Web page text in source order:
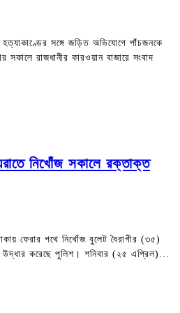
সঙ্গে জড়িত অভিযোগে পাঁচজনকে
রাজধানীর কারওয়ান বাজারে সংবাদ
নিখোঁজ সকালে রক্তাক্ত
ফেরার পথে নিখোঁজ বুলেট বৈরাগীর (৩৫)
উদ্ধার করেছে পুলিশ। শনিবার (২৫ এপ্রিল)...